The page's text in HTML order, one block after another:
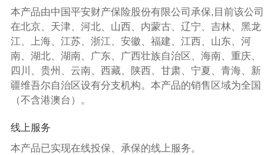
本产品由中国平安财产保险股份有限公司承保,目前该公司
在北京、天津、河北、山西、内蒙古、辽宁、吉林、黑龙
江、上海、江苏、浙江、安徽、福建、江西、山东、河
南、湖北、湖南、广东、广西壮族自治区、海南、重庆、
四川、贵州、云南、西藏、陕西、甘肃、宁夏、青海、新
疆维吾尔自治区设有分支机构。本产品的销售区域为全国
（不含港澳台）。
线上服务
本产品已实现在线投保、承保的线上服务。